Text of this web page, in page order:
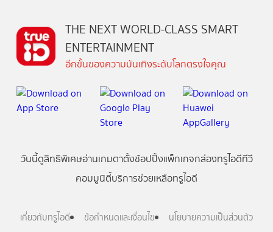
THE NEXT WORLD-CLASS SMART
ENTERTAINMENT
อีกขั้นของความบันเทิงระดับโลกตรงใจคุณ
วันนี้ดูสิทธิพิเศษอ่านเกมตาตั้งช้อปปิ้งแพ็กเกจกล่องทรูไอดีทีวี
คอมมูนิตี้บริการช่วยเหลือทรูไอดี
เกี่ยวกับทรูไอดี ข้อกำหนดและเงื่อนไข
นโยบายความเป็นส่วนตัว